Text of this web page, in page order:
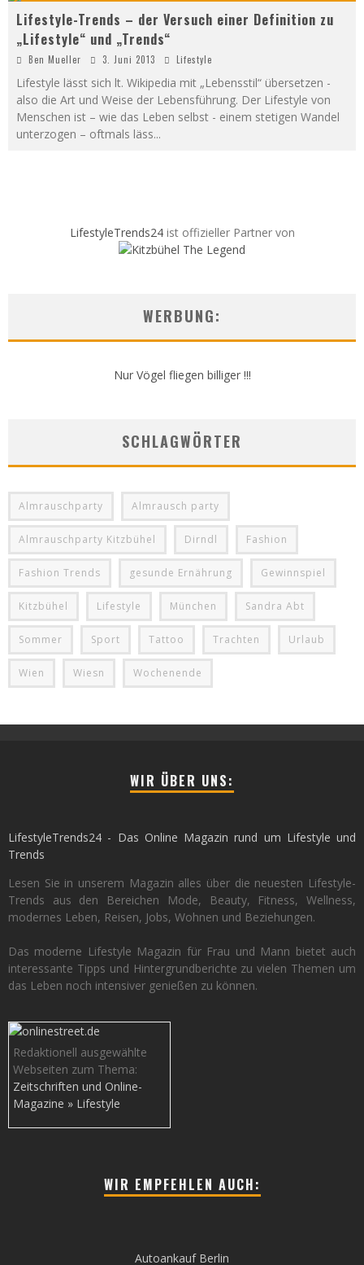
Lifestyle-Trends – der Versuch einer Definition zu
„Lifestyle“ und „Trends“
Ben Mueller 3. Juni 2013 Lifestyle
Lifestyle lässt sich lt. Wikipedia mit „Lebensstil“ übersetzen -
also die Art und Weise der Lebensführung. Der Lifestyle von
Menschen ist – wie das Leben selbst - einem stetigen Wandel
unterzogen – oftmals läss...
LifestyleTrends24ist offizieller Partner von
WERBUNG:
Nur Vögel fliegen billiger !!!
SCHLAGWÖRTER
Almrauschparty Almrausch party
Almrauschparty Kitzbühel Dirndl Fashion
Fashion Trends gesunde Ernährung Gewinnspiel
Kitzbühel Lifestyle München Sandra Abt
Sommer Sport Tattoo Trachten Urlaub
Wien Wiesn Wochenende
WIR ÜBER UNS:
LifestyleTrends24 - Das Online Magazin rund um Lifestyle und
Trends
Lesen Sie in unserem Magazin alles über die neuesten Lifestyle-
Trends aus den Bereichen Mode, Beauty, Fitness, Wellness,
modernes Leben, Reisen, Jobs, Wohnen und Beziehungen.
Das moderne Lifestyle Magazin für Frau und Mann bietet auch
interessante Tipps und Hintergrundberichte zu vielen Themen um
das Leben noch intensiver genießen zu können.
Redaktionell ausgewählte
Webseiten zum Thema:
Zeitschriften und Online-
Magazine » Lifestyle
WIR EMPFEHLEN AUCH:
Autoankauf Berlin